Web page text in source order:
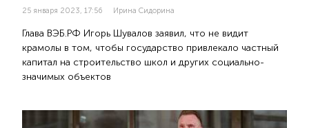
25 января 2023, 17:56 Ирина Сидорина
Глава ВЭБ.РФ Игорь Шувалов заявил, что не видит
крамолы в том, чтобы государство привлекало частный
капитал на строительство школ и других социально-
значимых объектов